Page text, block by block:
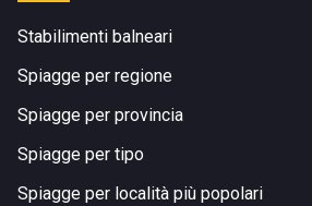
Stabilimenti balneari
Spiagge per regione
Spiagge per provincia
Spiagge per tipo
Spiagge per località più popolari